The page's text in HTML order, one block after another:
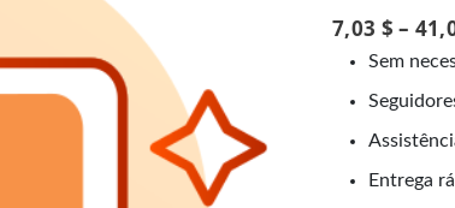
7,03 $ –
Sem
Entrega